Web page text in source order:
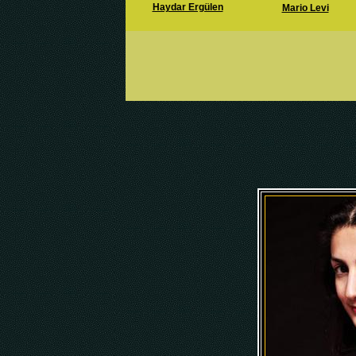
Haydar Ergülen Mario Levi